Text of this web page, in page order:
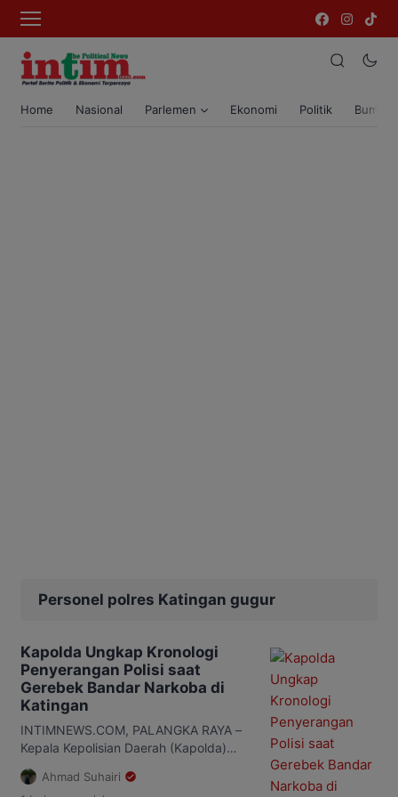
Home Nasional Parlemen Ekonomi Politik Bumi
Personel polres Katingan gugur
Kapolda Ungkap Kronologi
Penyerangan Polisi saat
Gerebek Bandar Narkoba di
Katingan
INTIMNEWS.COM, PALANGKA RAYA –
Kepala Kepolisian Daerah (Kapolda)
Kalimantan Tengah (Kalteng), Irjen Pol
Iwan Kurniawan, memaparkan kronologi
Ahmad Suhairi